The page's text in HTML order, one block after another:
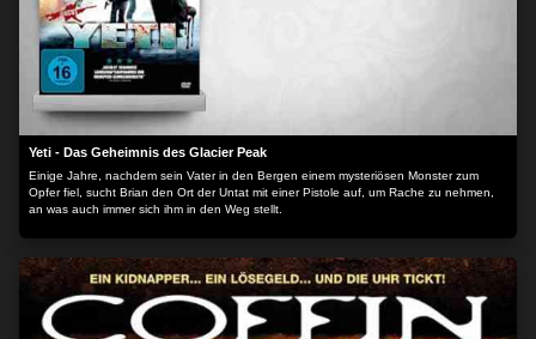
Yeti - Das Geheimnis des Glacier Peak
Einige Jahre, nachdem sein Vater in den Bergen einem mysteriösen Monster zum
Opfer fiel, sucht Brian den Ort der Untat mit einer Pistole auf, um Rache zu nehmen,
an was auch immer sich ihm in den Weg stellt.